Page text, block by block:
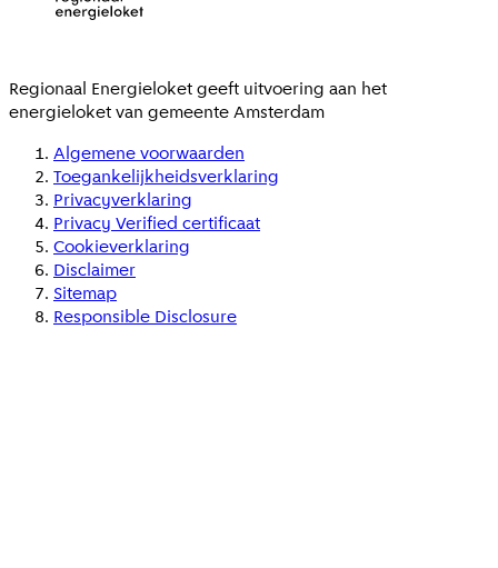
Regionaal Energieloketgeeft uitvoering aan het
energieloket van gemeenteAmsterdam
Algemene voorwaarden
Toegankelijkheidsverklaring
Privacyverklaring
Privacy Verified certificaat
Cookieverklaring
Disclaimer
Sitemap
Responsible Disclosure